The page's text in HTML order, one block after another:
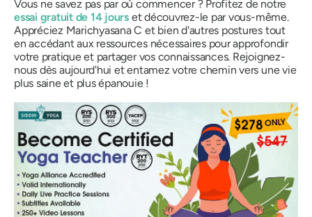
Vous ne savez pas par où commencer ? Profitez de notre
essai gratuit de 14 jours et découvrez-le par vous-même.
Appréciez Marichyasana C et bien d'autres postures tout
en accédant aux ressources nécessaires pour approfondir
votre pratique et partager vos connaissances. Rejoignez-
nous dès aujourd'hui et entamez votre chemin vers une vie
plus saine et plus épanouie !